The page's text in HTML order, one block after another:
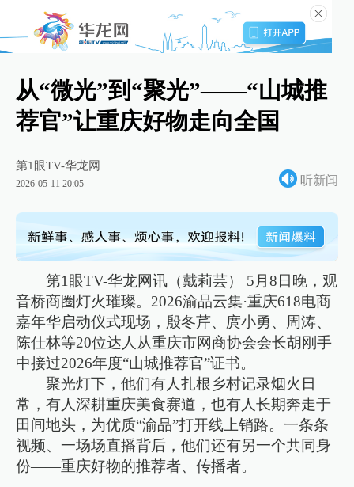
从“微光”到“聚光”——“山城推
荐官”让重庆好物走向全国
第1眼TV-华龙网
2026-05-11 20:05 听新闻
第1眼TV-华龙网讯（戴莉芸） 5月8日晚，观
音桥商圈灯火璀璨。2026渝品云集·重庆618电商
嘉年华启动仪式现场，殷冬芹、庹小勇、周涛、
陈仕林等20位达人从重庆市网商协会会长胡刚手
中接过2026年度“山城推荐官”证书。
聚光灯下，他们有人扎根乡村记录烟火日
常，有人深耕重庆美食赛道，也有人长期奔走于
田间地头，为优质“渝品”打开线上销路。一条条
视频、一场场直播背后，他们还有另一个共同身
份——重庆好物的推荐者、传播者。